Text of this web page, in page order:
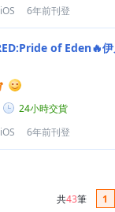
iOS 6年前刊登
of Eden🔥
24小時交貨
iOS 6年前刊登
共43筆 1